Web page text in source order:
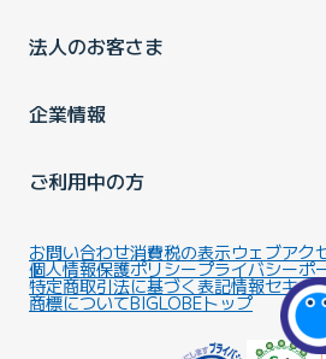
法人のお客さま
企業情報
ご利用中の方
お問い合わせ消費税の表示ウェブアク
個人情報保護ポリシープライバシーポ
特定商取引法に基づく表記情報セキュ
商標についてBIGLOBEトップ